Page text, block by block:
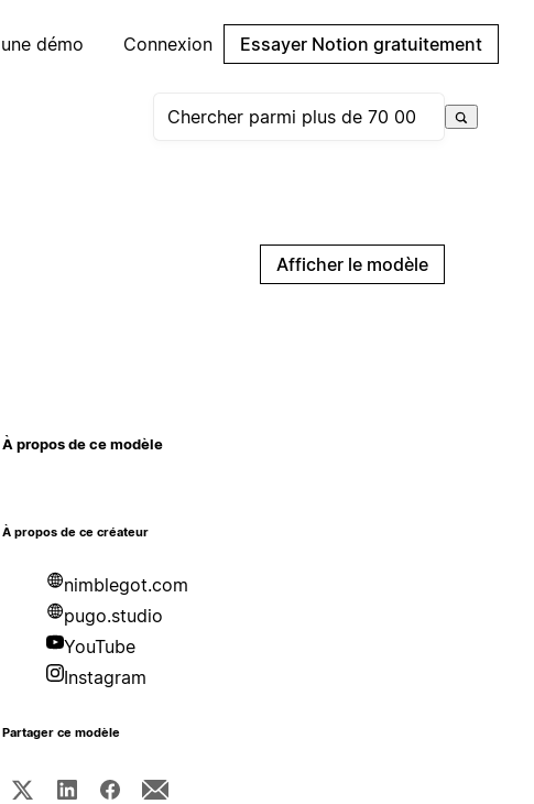
démo Connexion Essayer Notion gratuitement
Afficher le modèle
À propos de ce modèle
À propos de ce créateur
nimblegot.com
pugo.studio
YouTube
Instagram
Partager ce modèle